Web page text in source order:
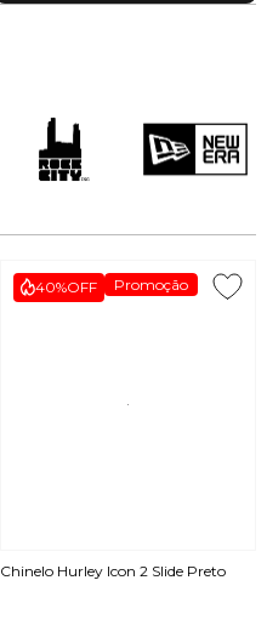
40%OFF Promoção
Chinelo Hurley Icon 2 Slide Preto